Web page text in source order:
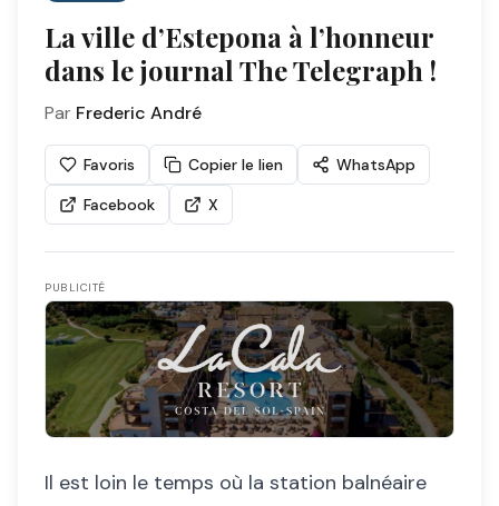
La ville d’Estepona à l’honneur
dans le journal The Telegraph !
Par Frederic André
Favoris Copier le lien
WhatsApp
Facebook
X
PUBLICITÉ
Il est loin le temps où la station balnéaire